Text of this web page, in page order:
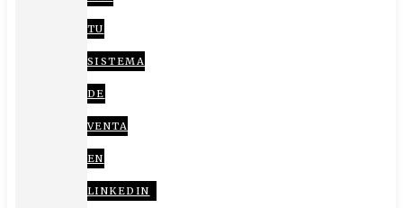
TU
SISTEMA
DE
VENTA
EN
LINKEDIN